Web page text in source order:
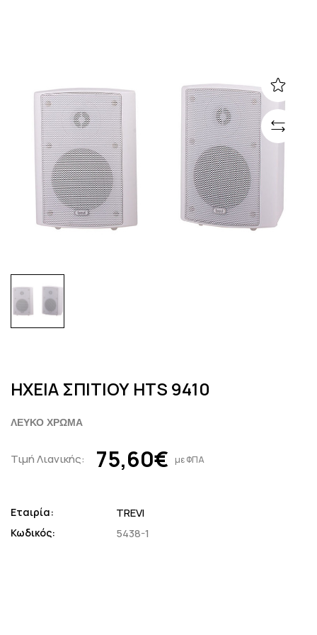
ΗΧΕΙΑ ΣΠΙΤΙΟΥ HTS 9410
ΛΕΥΚΟ ΧΡΩΜΑ
Τιμή Λιανικής: 75,60€ με ΦΠΑ
Εταιρία: TREVI
Κωδικός: 5438-1